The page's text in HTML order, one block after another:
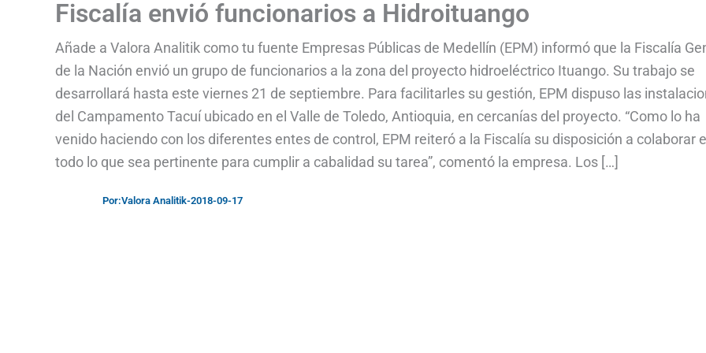
Fiscalía envió funcionarios a Hidroituango
Añade a Valora Analitik como tu fuente Empresas Públicas de Medellín (EPM) informó que la Fiscalía
de la Nación envió un grupo de funcionarios a la zona del proyecto hidroeléctrico Ituango. Su trabajo se
desarrollará hasta este viernes 21 de septiembre. Para facilitarles su gestión, EPM dispuso las
del Campamento Tacuí ubicado en el Valle de Toledo, Antioquia, en cercanías del proyecto. “Como lo ha
venido haciendo con los diferentes entes de control, EPM reiteró a la Fiscalía su disposición a colaborar
todo lo que sea pertinente para cumplir a cabalidad su tarea”, comentó la empresa. Los […]
Por:Valora Analitik-2018-09-17